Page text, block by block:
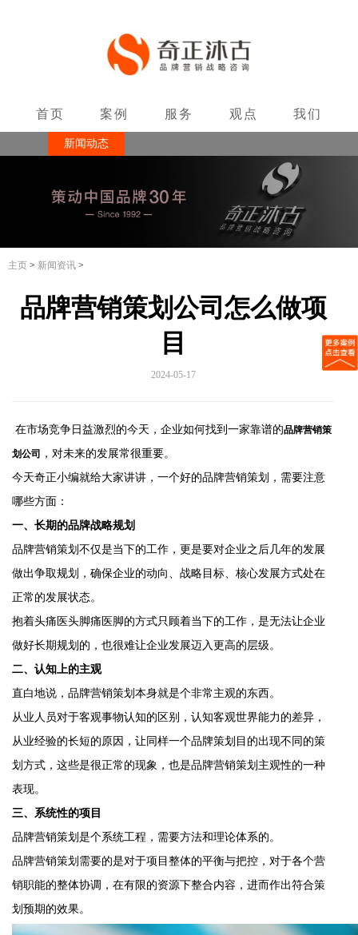
首页 案例 服务 观点 我们
联系新闻动态
主页 > 新闻资讯 >
品牌营销策划公司怎么做项
目
2024-05-17
在市场竞争日益激烈的今天，企业如何找到一家靠谱的品牌营销策
划公司
，对未来的发展常很重要。
今天奇正小编就给大家讲讲，一个好的品牌营销策划，需要注意
哪些方面：
一、长期的品牌战略规划
品牌营销策划不仅是当下的工作，更是要对企业之后几年的发展
做出争取规划，确保企业的动向、战略目标、核心发展方式处在
正常的发展状态。
抱着头痛医头脚痛医脚的方式只顾着当下的工作，是无法让企业
做好长期规划的，也很难让企业发展迈入更高的层级。
二、认知上的主观
直白地说，品牌营销策划本身就是个非常主观的东西。
从业人员对于客观事物认知的区别，认知客观世界能力的差异，
从业经验的长短的原因，让同样一个品牌策划目的出现不同的策
划方式，这些是很正常的现象，也是品牌营销策划主观性的一种
表现。
三、系统性的项目
品牌营销策划是个系统工程，需要方法和理论体系的。
品牌营销策划需要的是对于项目整体的平衡与把控，对于各个营
销职能的整体协调，在有限的资源下整合内容，进而作出符合策
划预期的效果。